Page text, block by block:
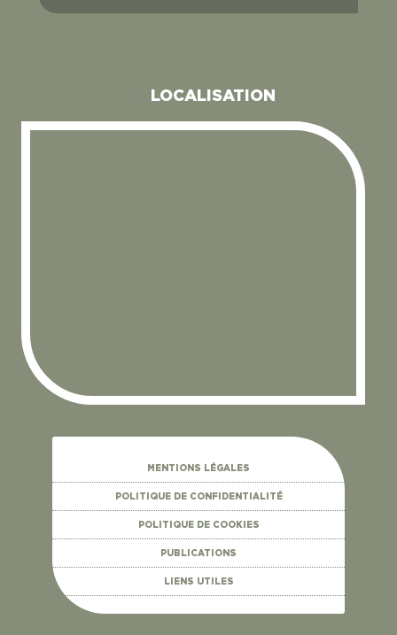
LOCALISATION
MENTIONS LÉGALES
POLITIQUE DE CONFIDENTIALITÉ
POLITIQUE DE COOKIES
PUBLICATIONS
LIENS UTILES